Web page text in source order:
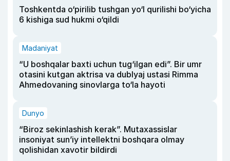
Toshkentda o‘pirilib tushgan yo‘l qurilishi bo‘yicha
6 kishiga sud hukmi o‘qildi
Madaniyat
“U boshqalar baxti uchun tug‘ilgan edi”. Bir umr
otasini kutgan aktrisa va dublyaj ustasi Rimma
Ahmedovaning sinovlarga to‘la hayoti
Dunyo
“Biroz sekinlashish kerak”. Mutaxassislar
insoniyat sun’iy intellektni boshqara olmay
qolishidan xavotir bildirdi